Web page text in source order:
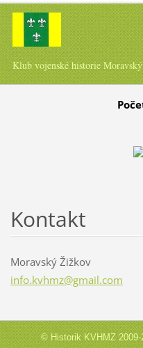
Klub vojenské historie
Kontakt
Moravský Žižkov
info.kvhmz@gmail.com
© Historik KVHMZ